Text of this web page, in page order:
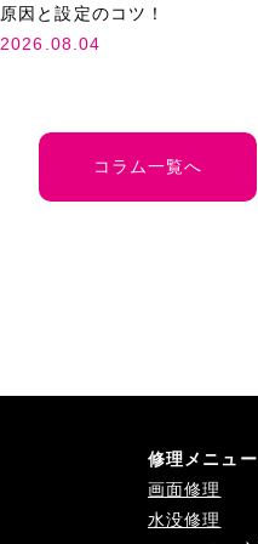
原因と設定のコツ！
2026.08.04
コラム一覧へ
修理メニュー
画面修理
水没修理